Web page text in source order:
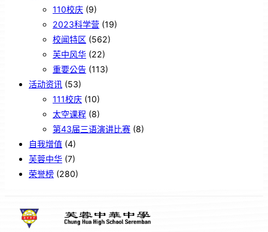
110校庆 (9)
2023科学营 (19)
校闻特区 (562)
芙中风华 (22)
重要公告 (113)
活动资讯 (53)
111校庆 (10)
太空课程 (8)
第43届三语演讲比赛 (8)
自我增值 (4)
芙蓉中华 (7)
荣誉榜 (280)